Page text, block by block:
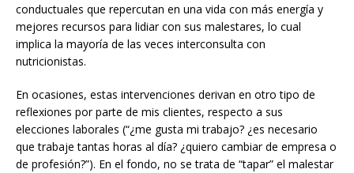
conductuales que repercutan en una vida con más energía y
mejores recursos para lidiar con sus malestares, lo cual
implica la mayoría de las veces interconsulta con
nutricionistas.
En ocasiones, estas intervenciones derivan en otro tipo de
reflexiones por parte de mis clientes, respecto a sus
elecciones laborales (“¿me gusta mi trabajo? ¿es necesario
que trabaje tantas horas al día? ¿quiero cambiar de empresa o
de profesión?”). En el fondo, no se trata de “tapar” el malestar